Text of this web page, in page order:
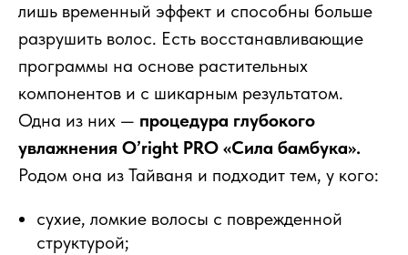
лишь временный эффект и способны больше
разрушить волос. Есть восстанавливающие
программы на основе растительных
компонентов и с шикарным результатом.
Одна из них — процедура глубокого
увлажнения O’right PRO «Сила бамбука».
Родом она из Тайваня и подходит тем, у кого:
сухие, ломкие волосы с поврежденной
структурой;